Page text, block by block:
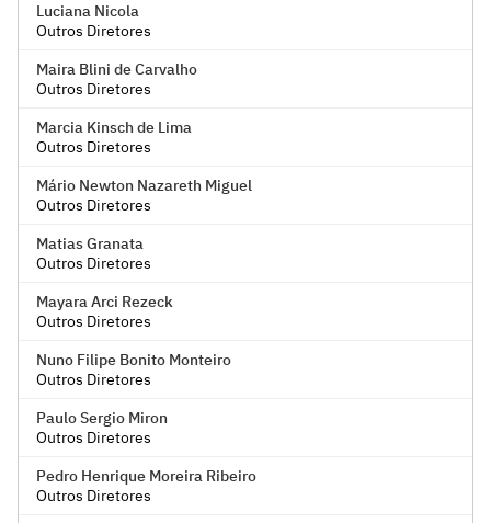
Luciana Nicola
Outros Diretores
Maira Blini de Carvalho
Outros Diretores
Marcia Kinsch de Lima
Outros Diretores
Mário Newton Nazareth Miguel
Outros Diretores
Matias Granata
Outros Diretores
Mayara Arci Rezeck
Outros Diretores
Nuno Filipe Bonito Monteiro
Outros Diretores
Paulo Sergio Miron
Outros Diretores
Pedro Henrique Moreira Ribeiro
Outros Diretores